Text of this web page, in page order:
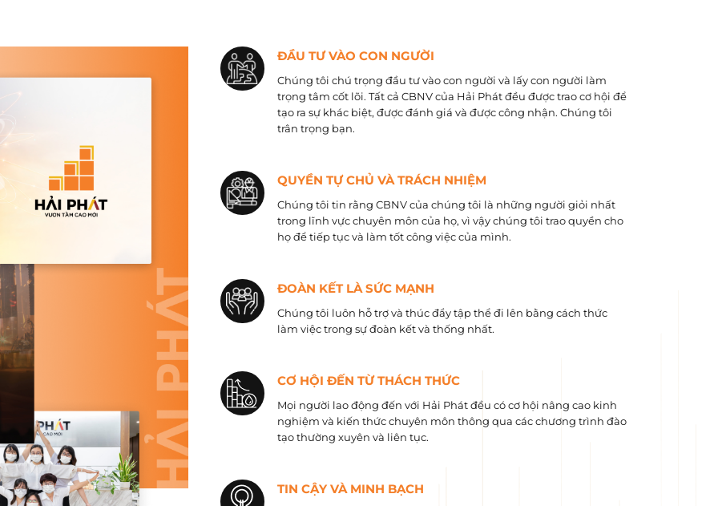
ĐẦU TƯ VÀO CON NGƯỜI
Chúng tôi chú trọng đầu tư vào con người và lấy con người làm
trọng tâm cốt lõi. Tất cả CBNV của Hải Phát đều được trao cơ hội để
tạo ra sự khác biệt, được đánh giá và được công nhận. Chúng tôi
trân trọng bạn.
QUYỀN TỰ CHỦ VÀ TRÁCH NHIỆM
Chúng tôi tin rằng CBNV của chúng tôi là những người giỏi nhất
trong lĩnh vực chuyên môn của họ, vì vậy chúng tôi trao quyền cho
họ để tiếp tục và làm tốt công việc của mình.
ĐOÀN KẾT LÀ SỨC MẠNH
Chúng tôi luôn hỗ trợ và thúc đẩy tập thể đi lên bằng cách thức
làm việc trong sự đoàn kết và thống nhất.
CƠ HỘI ĐẾN TỪ THÁCH THỨC
Mọi người lao động đến với Hải Phát đều có cơ hội nâng cao kinh
nghiệm và kiến ​​thức chuyên môn thông qua các chương trình đào
tạo thường xuyên và liên tục.
TIN CẬY VÀ MINH BẠCH